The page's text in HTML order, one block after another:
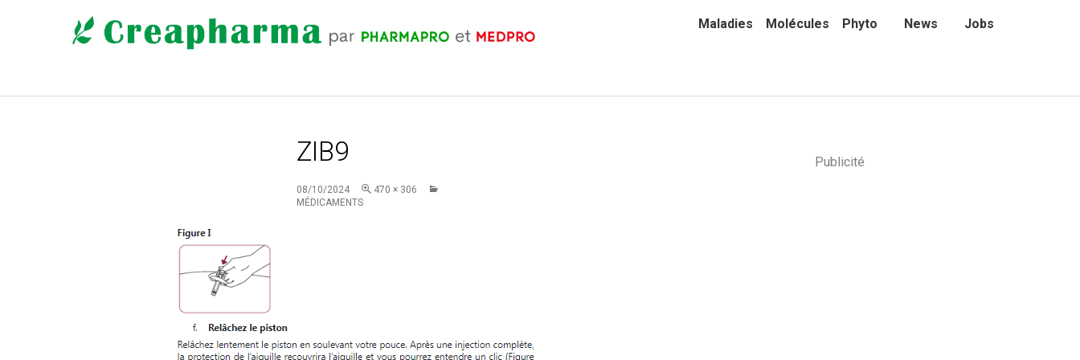
Maladies Molécules Phyto News Jobs
ZIB9
08/10/2024
470 × 306
MÉDICAMENTS
Publicité